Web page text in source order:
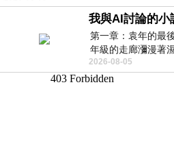
我與AI討論的小
第一章：袁年的最
年級的走廊瀰漫著
微微捲起。 堯禹舜
2026-08-05